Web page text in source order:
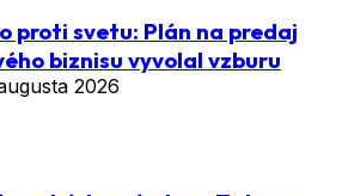
proti svetu: Plán na predaj
biznisu vyvolal vzburu
2026